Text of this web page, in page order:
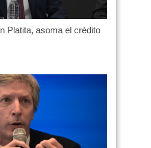
Platita, asoma el crédito